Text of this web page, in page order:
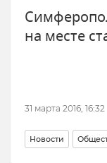
на месте
31 марта 2016, 16:32
Новости